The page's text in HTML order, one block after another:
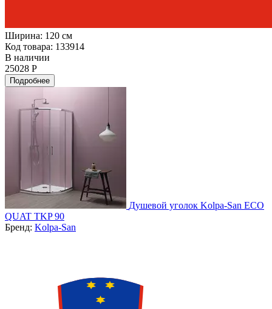
Ширина: 120 см
Код товара: 133914
В наличии
25028 Р
Подробнее
Душевой уголок Kolpa-San ECO
QUAT TKP 90
Бренд: Kolpa-San